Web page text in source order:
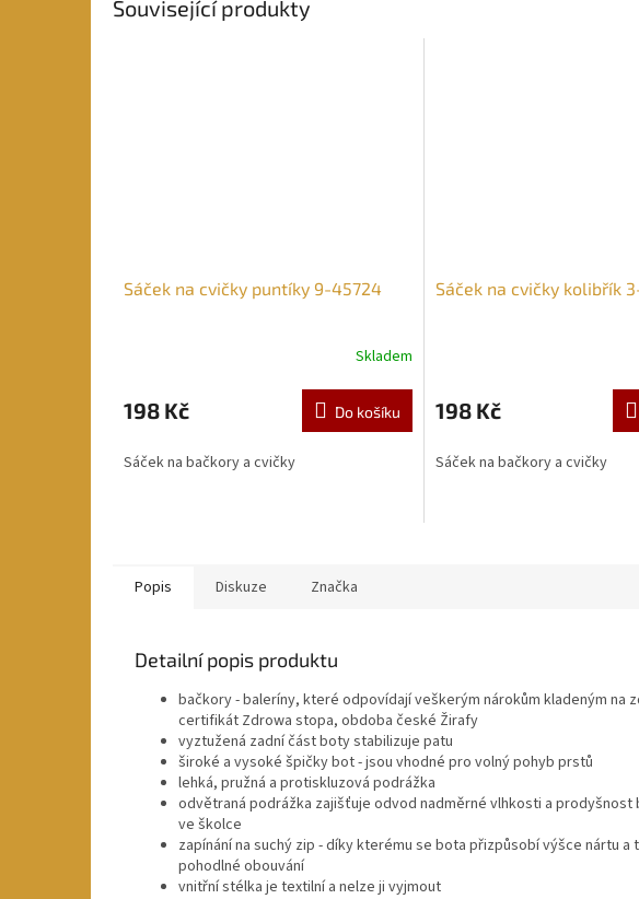
Související produkty
Sáček na cvičky puntíky 9-45724
Skladem
198 Kč Do košíku
Sáček na bačkory a cvičky
Sáček na cvičky kolibřík
198 Kč
Sáček na bačkory a cvičky
Popis Diskuze Značka
Detailní popis produktu
bačkory - baleríny, které odpovídají veškerým nárokům kladeným na
certifikát Zdrowa stopa, obdoba české Žirafy
vyztužená zadní část boty stabilizuje patu
široké a vysoké špičky bot - jsou vhodné pro volný pohyb prstů
lehká, pružná a protiskluzová podrážka
odvětraná podrážka zajišťuje odvod nadměrné vlhkosti a
ve školce
zapínání na suchý zip - díky kterému se bota přizpůsobí výšce nártu
pohodlné obouvání
vnitřní stélka je textilní a nelze ji vyjmout